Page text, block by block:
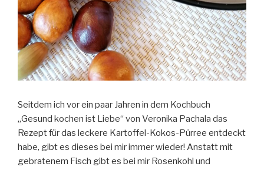
Seitdem ich vor ein paar Jahren in dem Kochbuch
„Gesund kochen ist Liebe“ von Veronika Pachala das
Rezept für das leckere Kartoffel-Kokos-Pürree entdeckt
habe, gibt es dieses bei mir immer wieder! Anstatt mit
gebratenem Fisch gibt es bei mir Rosenkohl und